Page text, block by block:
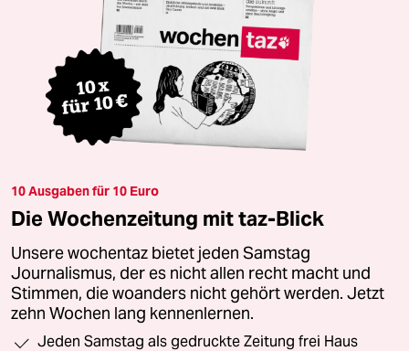
10 Ausgaben für 10 Euro
Die Wochenzeitung mit taz-Blick
Unsere wochentaz bietet jeden Samstag
Journalismus, der es nicht allen recht macht und
Stimmen, die woanders nicht gehört werden. Jetzt
zehn Wochen lang kennenlernen.
Jeden Samstag als gedruckte Zeitung frei Haus